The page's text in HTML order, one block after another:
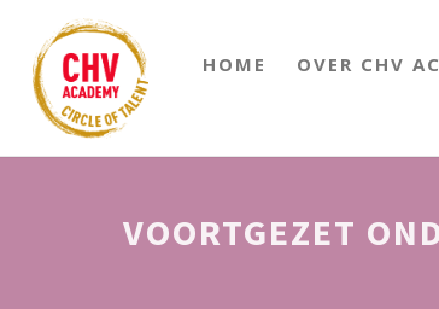
HOME OVER CHV
VOORTGEZET